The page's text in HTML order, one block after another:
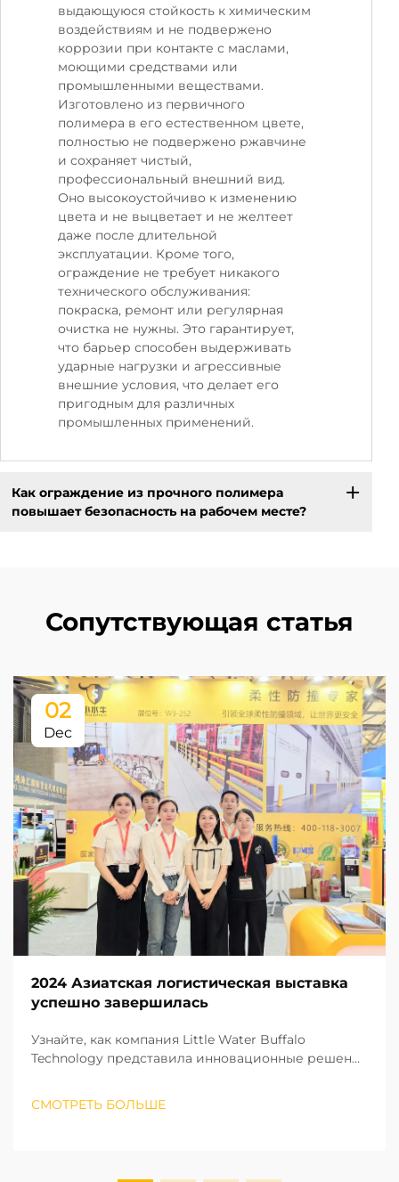
выдающуюся стойкость к химическим
воздействиям и не подвержено
коррозии при контакте с маслами,
моющими средствами или
промышленными веществами.
Изготовлено из первичного
полимера в его естественном цвете,
полностью не подвержено ржавчине
и сохраняет чистый,
профессиональный внешний вид.
Оно высокоустойчиво к изменению
цвета и не выцветает и не желтеет
даже после длительной
эксплуатации. Кроме того,
ограждение не требует никакого
технического обслуживания:
покраска, ремонт или регулярная
очистка не нужны. Это гарантирует,
что барьер способен выдерживать
ударные нагрузки и агрессивные
внешние условия, что делает его
пригодным для различных
промышленных применений.
Как ограждение из прочного полимера
повышает безопасность на рабочем месте?
Сопутствующая статья
02
Dec
2024 Азиатская логистическая выставка
успешно завершилась
Узнайте, как компания Little Water Buffalo
Technology представила инновационные решения
внимание отрасли. Узнайте больше уже сейчас.
СМОТРЕТЬ БОЛЬШЕ